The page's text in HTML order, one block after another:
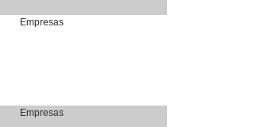
Empresas
Empresas